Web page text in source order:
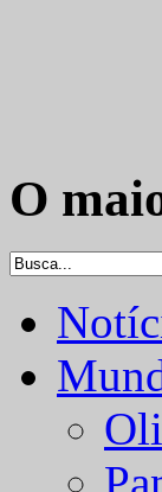
O